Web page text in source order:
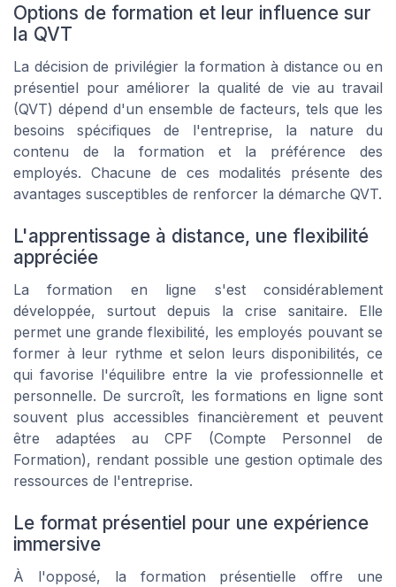
Options de formation et leur influence sur
la QVT
La décision de privilégier la formation à distance ou en
présentiel pour améliorer la qualité de vie au travail
(QVT) dépend d'un ensemble de facteurs, tels que les
besoins spécifiques de l'entreprise, la nature du
contenu de la formation et la préférence des
employés. Chacune de ces modalités présente des
avantages susceptibles de renforcer la démarche QVT.
L'apprentissage à distance, une flexibilité
appréciée
La formation en ligne s'est considérablement
développée, surtout depuis la crise sanitaire. Elle
permet une grande flexibilité, les employés pouvant se
former à leur rythme et selon leurs disponibilités, ce
qui favorise l'équilibre entre la vie professionnelle et
personnelle. De surcroît, les formations en ligne sont
souvent plus accessibles financièrement et peuvent
être adaptées au CPF (Compte Personnel de
Formation), rendant possible une gestion optimale des
ressources de l'entreprise.
Le format présentiel pour une expérience
immersive
À l'opposé, la formation présentielle offre une